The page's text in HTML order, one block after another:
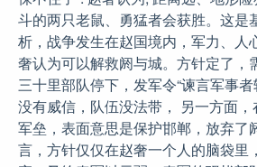
斗的两只老鼠、勇猛者会获胜。这是
析，战争发生在赵国境内，军力、人
奢认为可以解救阏与城。方针定了，
三十里部队停下，发军令“谏言军事者
没有威信，队伍没法带， 另一方面
军垒，表面意思是保护邯郸，放弃了
言，方针仅仅在赵奢一个人的脑袋里